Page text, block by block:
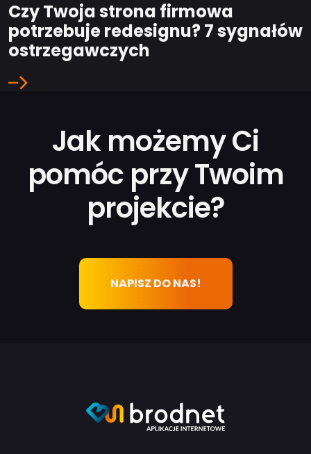
Czy Twoja strona firmowa
potrzebuje redesignu? 7 sygnałów
ostrzegawczych
Jak możemy Ci
pomóc przy Twoim
projekcie?
NAPISZ DO NAS!